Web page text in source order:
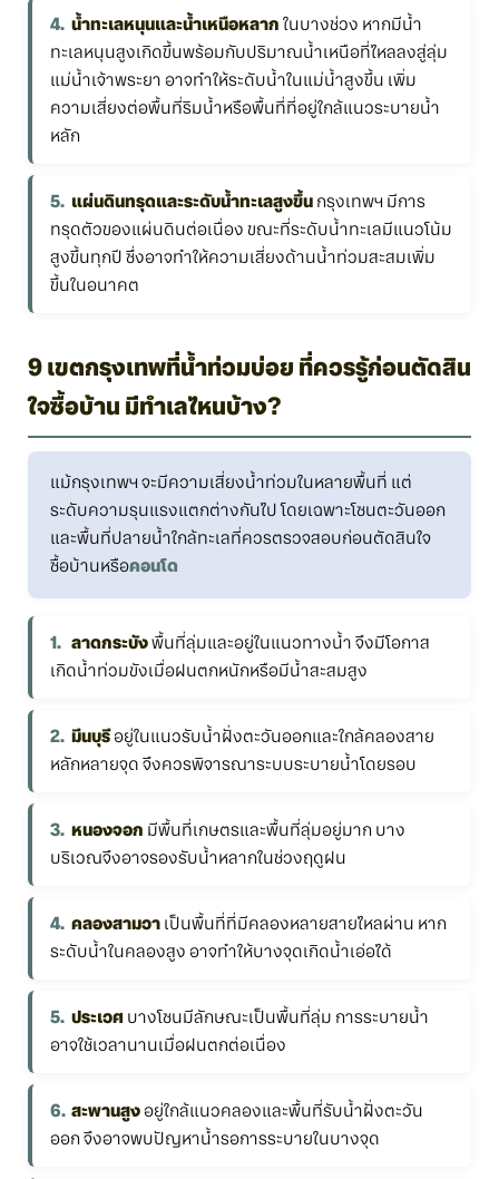
น้ำทะเลหนุนและน้ำเหนือหลาก ในบางช่วง หากมีน้ำ
ทะเลหนุนสูงเกิดขึ้นพร้อมกับปริมาณน้ำเหนือที่ไหลลงสู่ลุ่ม
แม่น้ำเจ้าพระยา อาจทำให้ระดับน้ำในแม่น้ำสูงขึ้น เพิ่ม
ความเสี่ยงต่อพื้นที่ริมน้ำหรือพื้นที่ที่อยู่ใกล้แนวระบายน้ำ
หลัก
แผ่นดินทรุดและระดับน้ำทะเลสูงขึ้น กรุงเทพฯ มีการ
ทรุดตัวของแผ่นดินต่อเนื่อง ขณะที่ระดับน้ำทะเลมีแนวโน้ม
สูงขึ้นทุกปี ซึ่งอาจทำให้ความเสี่ยงด้านน้ำท่วมสะสมเพิ่ม
ขึ้นในอนาคต
9 เขตกรุงเทพที่น้ำท่วมบ่อย ที่ควรรู้ก่อนตัดสิน
ใจซื้อบ้าน มีทำเลไหนบ้าง?
แม้กรุงเทพฯ จะมีความเสี่ยงน้ำท่วมในหลายพื้นที่ แต่
ระดับความรุนแรงแตกต่างกันไป โดยเฉพาะโซนตะวันออก
และพื้นที่ปลายน้ำใกล้ทะเลที่ควรตรวจสอบก่อนตัดสินใจ
ซื้อบ้านหรือคอนโด
ลาดกระบังพื้นที่ลุ่มและอยู่ในแนวทางน้ำ จึงมีโอกาส
เกิดน้ำท่วมขังเมื่อฝนตกหนักหรือมีน้ำสะสมสูง
มีนบุรีอยู่ในแนวรับน้ำฝั่งตะวันออกและใกล้คลองสาย
หลักหลายจุด จึงควรพิจารณาระบบระบายน้ำโดยรอบ
หนองจอก มีพื้นที่เกษตรและพื้นที่ลุ่มอยู่มาก บาง
บริเวณจึงอาจรองรับน้ำหลากในช่วงฤดูฝน
คลองสามวา เป็นพื้นที่ที่มีคลองหลายสายไหลผ่าน หาก
ระดับน้ำในคลองสูง อาจทำให้บางจุดเกิดน้ำเอ่อได้
ประเวศ บางโซนมีลักษณะเป็นพื้นที่ลุ่ม การระบายน้ำ
อาจใช้เวลานานเมื่อฝนตกต่อเนื่อง
สะพานสูงอยู่ใกล้แนวคลองและพื้นที่รับน้ำฝั่งตะวัน
ออก จึงอาจพบปัญหาน้ำรอการระบายในบางจุด